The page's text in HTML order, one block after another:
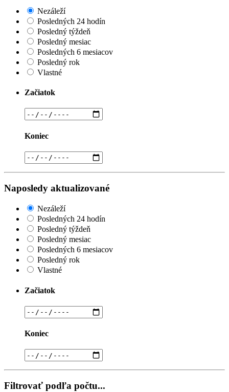
Nezáleží
Posledných 24 hodín
Posledný týždeň
Posledný mesiac
Posledných 6 mesiacov
Posledný rok
Vlastné
Začiatok
Koniec
Naposledy aktualizované
Nezáleží
Posledných 24 hodín
Posledný týždeň
Posledný mesiac
Posledných 6 mesiacov
Posledný rok
Vlastné
Začiatok
Koniec
Filtrovať podľa počtu...